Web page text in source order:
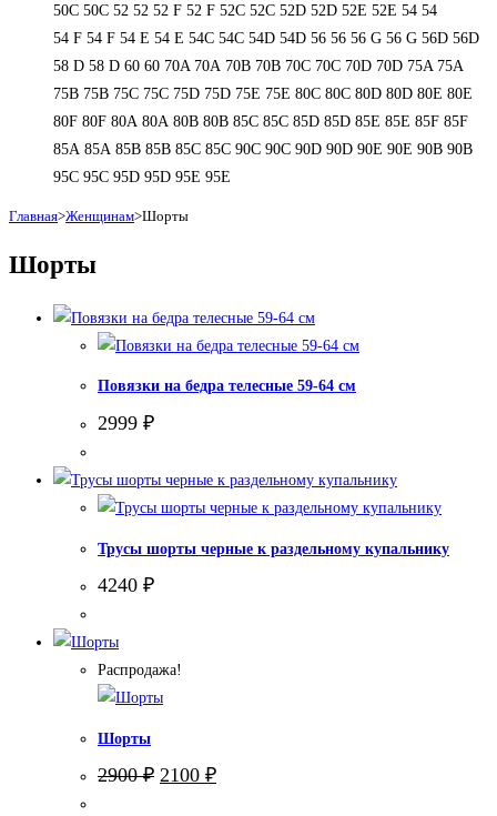
50С 50С 52 52 52 F 52 F 52C 52C 52D 52D 52E 52E 54 54
54 F 54 F 54 Е 54 Е 54C 54C 54D 54D 56 56 56 G 56 G 56D 56D
58 D 58 D 60 60 70A 70A 70B 70B 70C 70C 70D 70D 75A 75A
75B 75B 75C 75C 75D 75D 75E 75E 80C 80C 80D 80D 80E 80E
80F 80F 80А 80А 80В 80В 85C 85C 85D 85D 85E 85E 85F 85F
85А 85А 85В 85В 85С 85С 90C 90C 90D 90D 90E 90E 90В 90В
95C 95C 95D 95D 95E 95E
Главная>Женщинам>Шорты
Шорты
Повязки на бедра телесные 59-64 см
2999 ₽
Трусы шорты черные к раздельному купальнику
4240 ₽
Распродажа!
Шорты
2900₽ Первоначальная
2100 ₽Текущая